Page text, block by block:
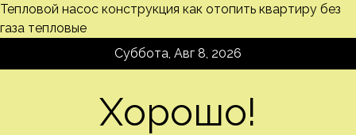
Тепловой насос конструкция как отопить квартиру без
газа тепловые
Суббота, Авг 8, 2026
Хорошо!